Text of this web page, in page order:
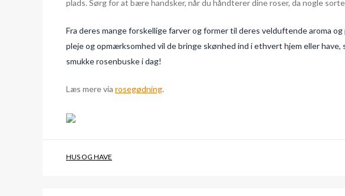
plads. Sørg for at bære handsker, når du håndterer dine roser, da nogle
Fra deres mange forskellige farver og former til deres velduftende aroma
pleje og opmærksomhed vil de bringe skønhed ind i ethvert hjem eller
smukke rosenbuske i dag!
Læs mere via rosegødning.
HUS OG HAVE